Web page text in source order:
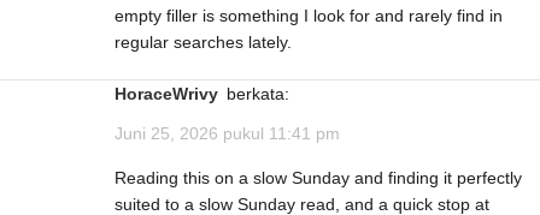
empty filler is something I look for and rarely find in
regular searches lately.
HoraceWrivy berkata:
Juni 25, 2026 pukul 11:41 pm
Reading this on a slow Sunday and finding it perfectly
suited to a slow Sunday read, and a quick stop at